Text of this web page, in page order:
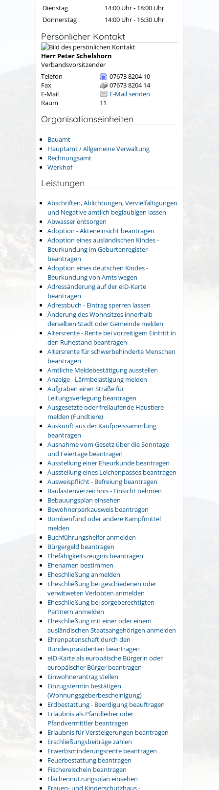
Dienstag
14:00 Uhr- 18:00 Uhr
Donnerstag
14:00 Uhr- 16:30 Uhr
Persönlicher Kontakt
Herr PeterSchelshorn
Verbandsvorsitzender
Telefon
07673 8204 10
Fax
07673 8204 14
E-Mail
E-Mail senden
Raum
11
Organisationseinheiten
Bauamt
Hauptamt / Allgemeine Verwaltung
Rechnungsamt
Werkhof
Leistungen
Abschriften, Ablichtungen, Vervielfältigungen
und Negative amtlich beglaubigen lassen
Abwasser entsorgen
Adoption - Akteneinsicht beantragen
Adoption eines ausländischen Kindes -
Beurkundung im Geburtenregister
beantragen
Adoption eines deutschen Kindes -
Beurkundung von Amts wegen
Adressänderung auf der eID-Karte
beantragen
Adressbuch - Eintrag sperren lassen
Änderung des Wohnsitzes innerhalb
derselben Stadt oder Gemeinde melden
Altersrente - Rente bei vorzeitigem Eintritt in
den Ruhestand beantragen
Altersrente für schwerbehinderte Menschen
beantragen
Amtliche Meldebestätigung ausstellen
Anzeige - Lärmbelästigung melden
Aufgraben einer Straße für
Leitungsverlegung beantragen
Ausgesetzte oder freilaufende Haustiere
melden (Fundtiere)
Auskunft aus der Kaufpreissammlung
beantragen
Ausnahme vom Gesetz über die Sonntage
und Feiertage beantragen
Ausstellung einer Eheurkunde beantragen
Ausstellung eines Leichenpasses beantragen
Ausweispflicht - Befreiung beantragen
Baulastenverzeichnis - Einsicht nehmen
Bebauungsplan einsehen
Bewohnerparkausweis beantragen
Bombenfund oder andere Kampfmittel
melden
Buchführungshelfer anmelden
Bürgergeld beantragen
Ehefähigkeitszeugnis beantragen
Ehenamen bestimmen
Eheschließung anmelden
Eheschließung bei geschiedenen oder
verwitweten Verlobten anmelden
Eheschließung bei sorgeberechtigten
Partnern anmelden
Eheschließung mit einer oder einem
ausländischen Staatsangehörigen anmelden
Ehrenpatenschaft durch den
Bundespräsidenten beantragen
eID-Karte als europäische Bürgerin oder
europäischer Bürger beantragen
Einwohnerantrag stellen
Einzugstermin bestätigen
(Wohnungsgeberbescheinigung)
Erdbestattung - Beerdigung beauftragen
Erlaubnis als Pfandleiher oder
Pfandvermittler beantragen
Erlaubnis für Versteigerungen beantragen
Erschließungsbeiträge zahlen
Erwerbsminderungsrente beantragen
Feuerbestattung beantragen
Fischereischein beantragen
Flächennutzungsplan einsehen
Frauen- und Kinderschutzhaus -